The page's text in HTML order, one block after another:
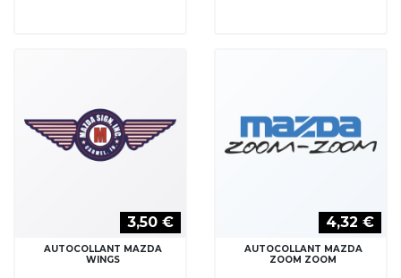
3,50 €
AUTOCOLLANT MAZDA
WINGS
4,32 €
AUTOCOLLANT MAZDA
ZOOM ZOOM